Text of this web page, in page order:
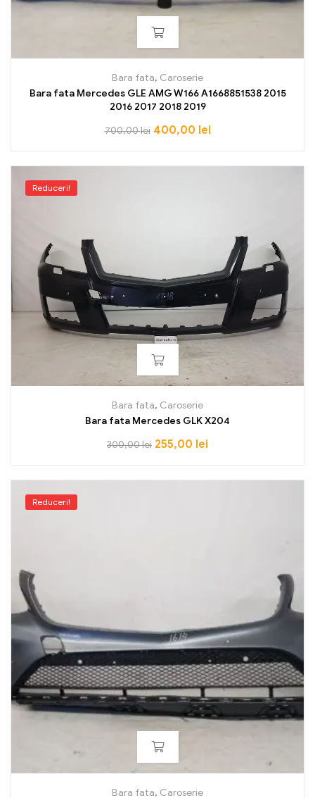
Bara fata, Caroserie
Bara fata Mercedes GLE AMG W166 A1668851538 2015
2016 2017 2018 2019
700,00lei 400,00 lei
Reduceri!
Bara fata, Caroserie
Bara fata Mercedes GLK X204
300,00lei 255,00 lei
Reduceri!
Bara fata, Caroserie